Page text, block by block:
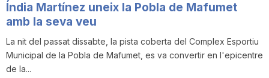
Índia Martínez uneix la Pobla de Mafumet
amb la seva veu
La nit del passat dissabte, la pista coberta del Complex Esportiu
Municipal de la Pobla de Mafumet, es va convertir en l'epicentre
de la...